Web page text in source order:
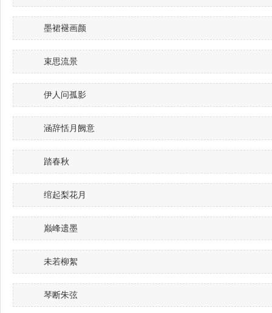
墨裙褪画颜
束思流景
伊人问孤影
涵辞恬月阙意
踏春秋
绾起梨花月
巅峰遗墨
未若柳絮
琴断朱弦